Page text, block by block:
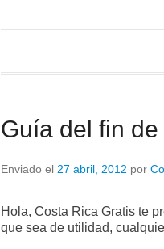
Guía del fin
Enviado el 27 abril, 2012 por
Hola, Costa Rica Gratis te
que sea de utilidad,